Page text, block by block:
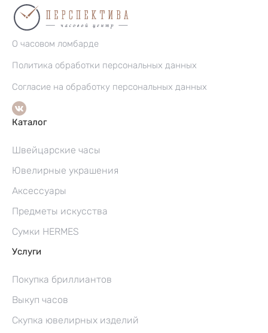
О часовом ломбарде
Политика обработки персональных данных
Согласие на обработку персональных данных
Каталог
Швейцарские часы
Ювелирные украшения
Аксессуары
Предметы искусства
Сумки HERMES
Услуги
Покупка бриллиантов
Выкуп часов
Скупка ювелирных изделий